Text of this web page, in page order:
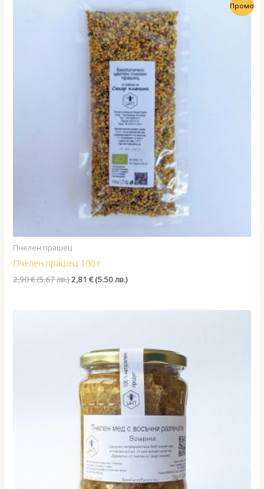
Промо
Пчелен прашец
Пчелен прашец 100 г
2,90€(5.67 лв.)Original
2,81€(5.50 лв.)Текущата
2,81 €